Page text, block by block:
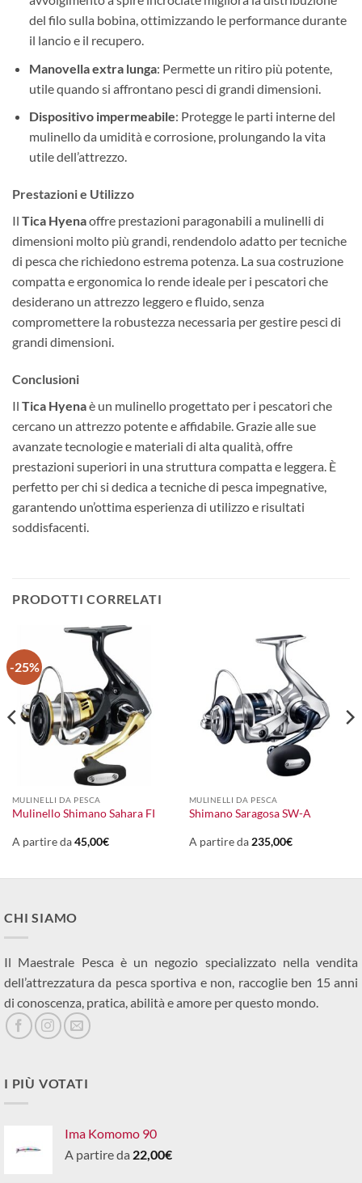
del filo sulla bobina, ottimizzando le performance durante
il lancio e il recupero.
Manovella extra lunga: Permette un ritiro più potente,
utile quando si affrontano pesci di grandi dimensioni.
Dispositivo impermeabile: Protegge le parti interne del
mulinello da umidità e corrosione, prolungando la vita
utile dell’attrezzo.
Prestazioni e Utilizzo
Il Tica Hyenaoffre prestazioni paragonabili a mulinelli di
dimensioni molto più grandi, rendendolo adatto per tecniche
di pesca che richiedono estrema potenza. La sua costruzione
compatta e ergonomica lo rende ideale per i pescatori che
desiderano un attrezzo leggero e fluido, senza
compromettere la robustezza necessaria per gestire pesci di
grandi dimensioni.
Conclusioni
Il Tica Hyenaè un mulinello progettato per i pescatori che
cercano un attrezzo potente e affidabile. Grazie alle sue
avanzate tecnologie e materiali di alta qualità, offre
prestazioni superiori in una struttura compatta e leggera. È
perfetto per chi si dedica a tecniche di pesca impegnative,
garantendo un’ottima esperienza di utilizzo e risultati
soddisfacenti.
PRODOTTI CORRELATI
-25%
MULINELLI DA PESCA
Mulinello Shimano Sahara FI
A partire da45,00€
MULINELLI DA PESCA
Shimano Saragosa SW-A
A partire da 235,00€
CHI SIAMO
Il Maestrale Pesca è un negozio specializzato nella vendita
dell’attrezzatura da pesca sportiva e non, raccoglie ben 15 anni
di conoscenza, pratica, abilità e amore per questo mondo.
I PIÙ VOTATI
Ima Komomo 90
A partire da 22,00€